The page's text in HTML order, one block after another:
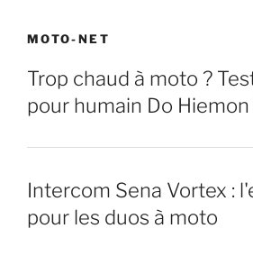
MOTO-NET
Trop chaud à moto ?
pour humain Do Hiemon
Intercom Sena Vortex :
pour les duos à moto